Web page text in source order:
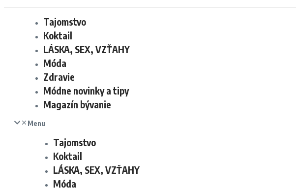
Tajomstvo
Koktail
LÁSKA, SEX, VZŤAHY
Móda
Zdravie
Módne novinky a tipy
Magazín bývanie
Menu
Tajomstvo
Koktail
LÁSKA, SEX, VZŤAHY
Móda